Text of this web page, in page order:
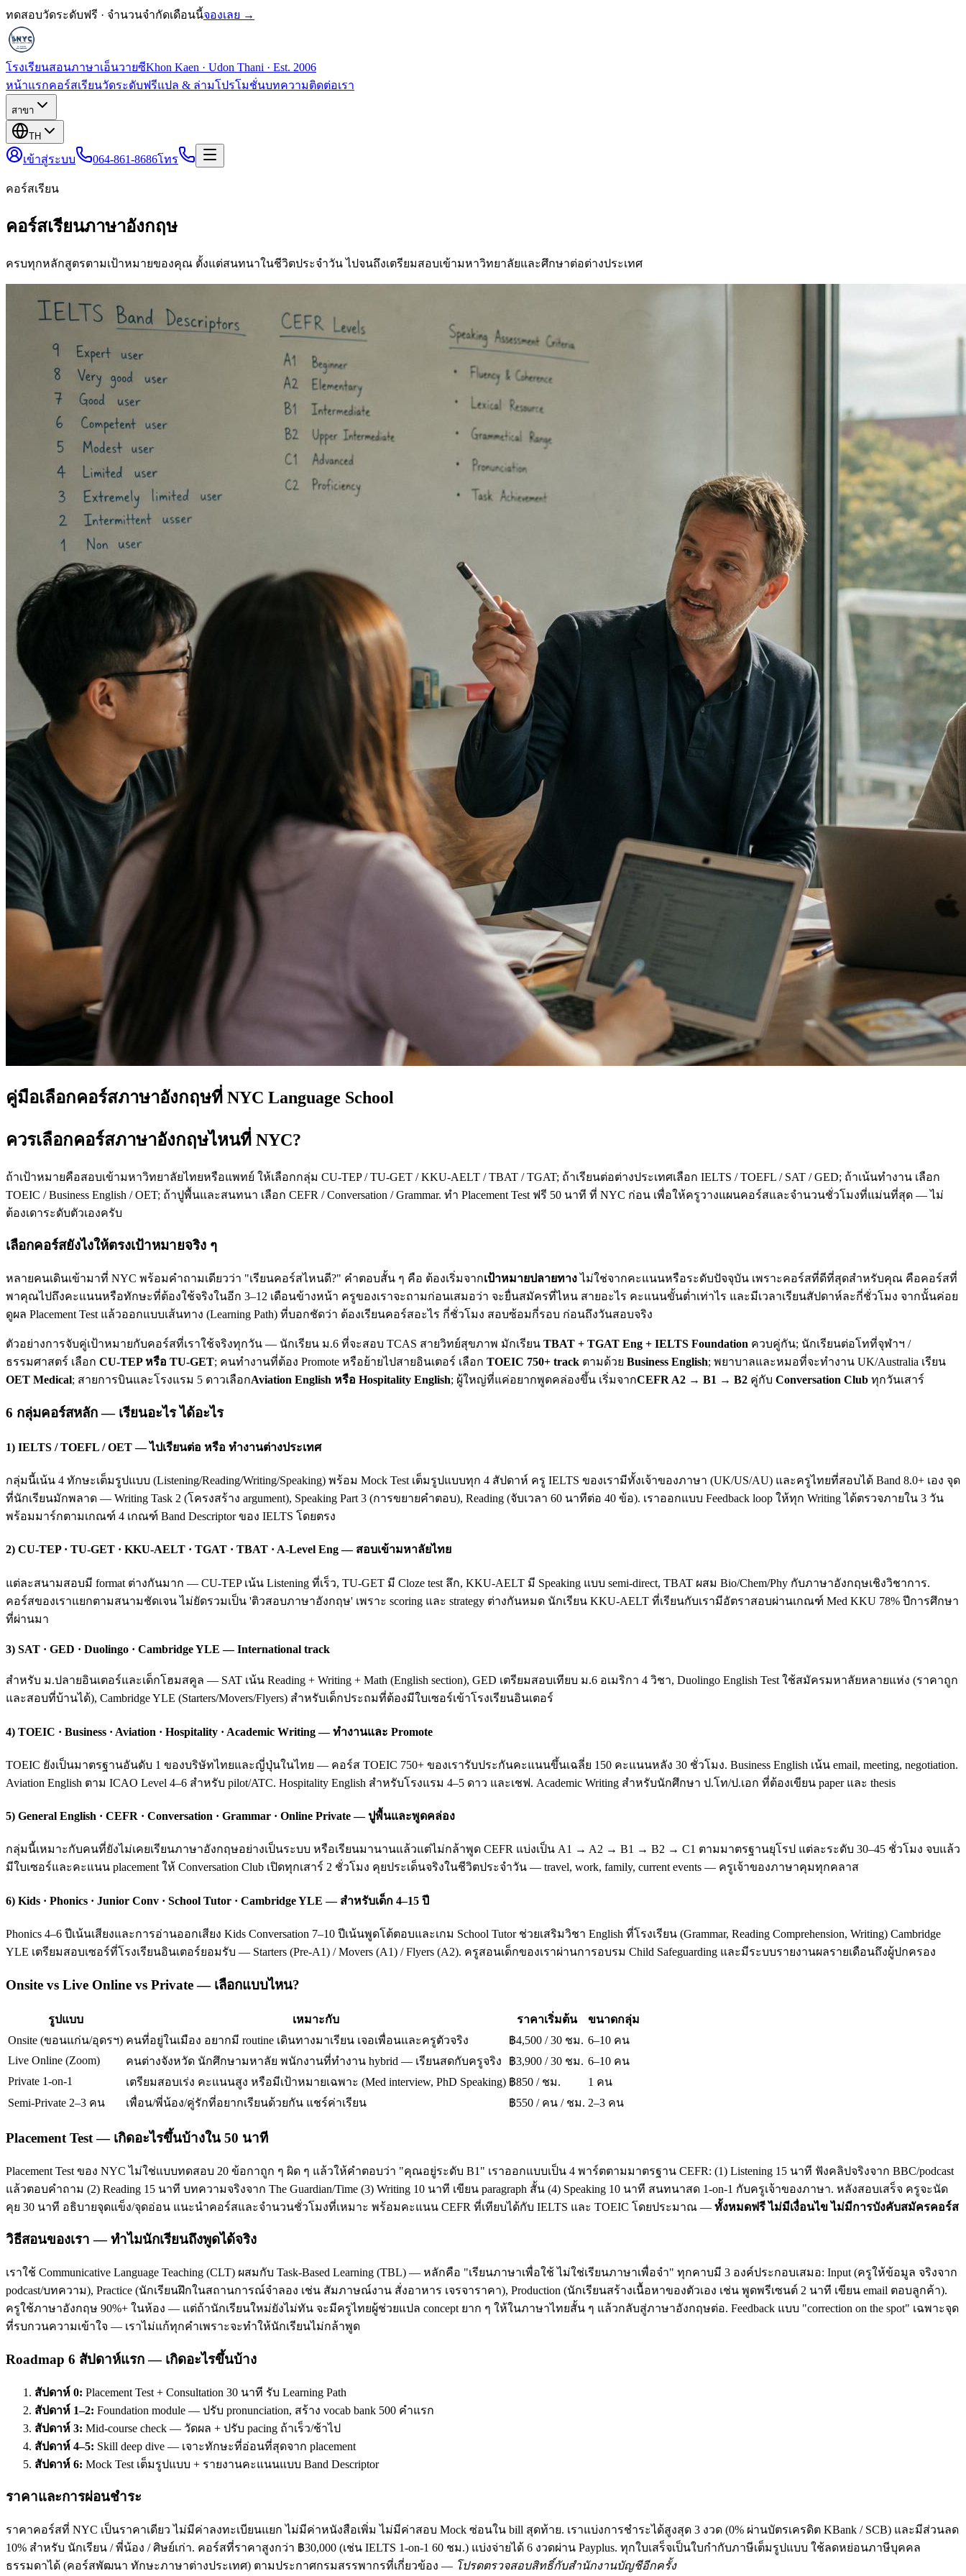
ทดสอบวัดระดับฟรี · จำนวนจำกัดเดือนนี้จองเลย →
โรงเรียนสอนภาษาเอ็นวายซีKhon Kaen · Udon Thani · Est. 2006
หน้าแรกคอร์สเรียนวัดระดับฟรีแปล & ล่ามโปรโมชั่นบทความติดต่อเรา
สาขา
TH
เข้าสู่ระบบ 064-861-8686โทร
คอร์สเรียน
คอร์สเรียนภาษาอังกฤษ
ครบทุกหลักสูตรตามเป้าหมายของคุณ ตั้งแต่สนทนาในชีวิตประจำวัน ไปจนถึงเตรียมสอบเข้ามหาวิทยาลัยและศึกษาต่อต่างประเทศ
คู่มือเลือกคอร์สภาษาอังกฤษที่ NYC Language School
ควรเลือกคอร์สภาษาอังกฤษไหนที่ NYC?
ถ้าเป้าหมายคือสอบเข้ามหาวิทยาลัยไทยหรือแพทย์ ให้เลือกกลุ่ม CU-TEP / TU-GET / KKU-AELT / TBAT / TGAT; ถ้าเรียนต่อต่างประเทศเลือก IELTS / TOEFL / SAT / GED; ถ้าเน้นทำงาน เลือก
TOEIC / Business English / OET; ถ้าปูพื้นและสนทนา เลือก CEFR / Conversation / Grammar. ทำ Placement Test ฟรี 50 นาที ที่ NYC ก่อน เพื่อให้ครูวางแผนคอร์สและจำนวนชั่วโมงที่แม่นที่สุด — ไม่
ต้องเดาระดับตัวเองครับ
เลือกคอร์สยังไงให้ตรงเป้าหมายจริง ๆ
หลายคนเดินเข้ามาที่ NYC พร้อมคำถามเดียวว่า "เรียนคอร์สไหนดี?" คำตอบสั้น ๆ คือ ต้องเริ่มจากเป้าหมายปลายทางไม่ใช่จากคะแนนหรือระดับปัจจุบัน เพราะคอร์สที่ดีที่สุดสำหรับคุณ คือคอร์สที่
พาคุณไปถึงคะแนนหรือทักษะที่ต้องใช้จริงในอีก 3–12 เดือนข้างหน้า ครูของเราจะถามก่อนเสมอว่า จะยื่นสมัครที่ไหน สายอะไร คะแนนขั้นต่ำเท่าไร และมีเวลาเรียนสัปดาห์ละกี่ชั่วโมง จากนั้นค่อย
ดูผล Placement Test แล้วออกแบบเส้นทาง (Learning Path) ที่บอกชัดว่า ต้องเรียนคอร์สอะไร กี่ชั่วโมง สอบซ้อมกี่รอบ ก่อนถึงวันสอบจริง
ตัวอย่างการจับคู่เป้าหมายกับคอร์สที่เราใช้จริงทุกวัน — นักเรียน ม.6 ที่จะสอบ TCAS สายวิทย์สุขภาพ มักเรียน TBAT + TGAT Eng + IELTS Foundation ควบคู่กัน; นักเรียนต่อโทที่จุฬาฯ /
ธรรมศาสตร์ เลือก CU-TEP หรือ TU-GET; คนทำงานที่ต้อง Promote หรือย้ายไปสายอินเตอร์ เลือก TOEIC 750+ track ตามด้วย Business English; พยาบาลและหมอที่จะทำงาน UK/Australia เรียน
OET Medical; สายการบินและโรงแรม 5 ดาวเลือกAviation English หรือ Hospitality English; ผู้ใหญ่ที่แค่อยากพูดคล่องขึ้น เริ่มจากCEFR A2 → B1 → B2 คู่กับ Conversation Club ทุกวันเสาร์
6 กลุ่มคอร์สหลัก — เรียนอะไร ได้อะไร
1) IELTS / TOEFL / OET — ไปเรียนต่อ หรือ ทำงานต่างประเทศ
กลุ่มนี้เน้น 4 ทักษะเต็มรูปแบบ (Listening/Reading/Writing/Speaking) พร้อม Mock Test เต็มรูปแบบทุก 4 สัปดาห์ ครู IELTS ของเรามีทั้งเจ้าของภาษา (UK/US/AU) และครูไทยที่สอบได้ Band 8.0+ เอง จุด
ที่นักเรียนมักพลาด — Writing Task 2 (โครงสร้าง argument), Speaking Part 3 (การขยายคำตอบ), Reading (จับเวลา 60 นาทีต่อ 40 ข้อ). เราออกแบบ Feedback loop ให้ทุก Writing ได้ตรวจภายใน 3 วัน
พร้อมมาร์กตามเกณฑ์ 4 เกณฑ์ Band Descriptor ของ IELTS โดยตรง
2) CU-TEP · TU-GET · KKU-AELT · TGAT · TBAT · A-Level Eng — สอบเข้ามหาลัยไทย
แต่ละสนามสอบมี format ต่างกันมาก — CU-TEP เน้น Listening ที่เร็ว, TU-GET มี Cloze test ลึก, KKU-AELT มี Speaking แบบ semi-direct, TBAT ผสม Bio/Chem/Phy กับภาษาอังกฤษเชิงวิชาการ.
คอร์สของเราแยกตามสนามชัดเจน ไม่ยัดรวมเป็น 'ติวสอบภาษาอังกฤษ' เพราะ scoring และ strategy ต่างกันหมด นักเรียน KKU-AELT ที่เรียนกับเรามีอัตราสอบผ่านเกณฑ์ Med KKU 78% ปีการศึกษา
ที่ผ่านมา
3) SAT · GED · Duolingo · Cambridge YLE — International track
สำหรับ ม.ปลายอินเตอร์และเด็กโฮมสคูล — SAT เน้น Reading + Writing + Math (English section), GED เตรียมสอบเทียบ ม.6 อเมริกา 4 วิชา, Duolingo English Test ใช้สมัครมหาลัยหลายแห่ง (ราคาถูก
และสอบที่บ้านได้), Cambridge YLE (Starters/Movers/Flyers) สำหรับเด็กประถมที่ต้องมีใบเซอร์เข้าโรงเรียนอินเตอร์
4) TOEIC · Business · Aviation · Hospitality · Academic Writing — ทำงานและ Promote
TOEIC ยังเป็นมาตรฐานอันดับ 1 ของบริษัทไทยและญี่ปุ่นในไทย — คอร์ส TOEIC 750+ ของเรารับประกันคะแนนขึ้นเฉลี่ย 150 คะแนนหลัง 30 ชั่วโมง. Business English เน้น email, meeting, negotiation.
Aviation English ตาม ICAO Level 4–6 สำหรับ pilot/ATC. Hospitality English สำหรับโรงแรม 4–5 ดาว และเชฟ. Academic Writing สำหรับนักศึกษา ป.โท/ป.เอก ที่ต้องเขียน paper และ thesis
5) General English · CEFR · Conversation · Grammar · Online Private — ปูพื้นและพูดคล่อง
กลุ่มนี้เหมาะกับคนที่ยังไม่เคยเรียนภาษาอังกฤษอย่างเป็นระบบ หรือเรียนมานานแล้วแต่ไม่กล้าพูด CEFR แบ่งเป็น A1 → A2 → B1 → B2 → C1 ตามมาตรฐานยุโรป แต่ละระดับ 30–45 ชั่วโมง จบแล้ว
มีใบเซอร์และคะแนน placement ให้ Conversation Club เปิดทุกเสาร์ 2 ชั่วโมง คุยประเด็นจริงในชีวิตประจำวัน — travel, work, family, current events — ครูเจ้าของภาษาคุมทุกคลาส
6) Kids · Phonics · Junior Conv · School Tutor · Cambridge YLE — สำหรับเด็ก 4–15 ปี
Phonics 4–6 ปีเน้นเสียงและการอ่านออกเสียง Kids Conversation 7–10 ปีเน้นพูดโต้ตอบและเกม School Tutor ช่วยเสริมวิชา English ที่โรงเรียน (Grammar, Reading Comprehension, Writing) Cambridge
YLE เตรียมสอบเซอร์ที่โรงเรียนอินเตอร์ยอมรับ — Starters (Pre-A1) / Movers (A1) / Flyers (A2). ครูสอนเด็กของเราผ่านการอบรม Child Safeguarding และมีระบบรายงานผลรายเดือนถึงผู้ปกครอง
Onsite vs Live Online vs Private — เลือกแบบไหน?
รูปแบบ เหมาะกับ ราคาเริ่มต้น
ขนาดกลุ่ม
Onsite (ขอนแก่น/อุดรฯ) คนที่อยู่ในเมือง อยากมี routine เดินทางมาเรียน เจอเพื่อนและครูตัวจริง ฿4,500 / 30 ชม. 6–10 คน
Live Online (Zoom)
คนต่างจังหวัด นักศึกษามหาลัย พนักงานที่ทำงาน hybrid — เรียนสดกับครูจริง ฿3,900 / 30 ชม. 6–10 คน
Private 1-on-1
เตรียมสอบเร่ง คะแนนสูง หรือมีเป้าหมายเฉพาะ (Med interview, PhD Speaking) ฿850 / ชม.
1 คน
Semi-Private 2–3 คน
เพื่อน/พี่น้อง/คู่รักที่อยากเรียนด้วยกัน แชร์ค่าเรียน ฿550 / คน / ชม. 2–3 คน
Placement Test — เกิดอะไรขึ้นบ้างใน 50 นาที
Placement Test ของ NYC ไม่ใช่แบบทดสอบ 20 ข้อกาถูก ๆ ผิด ๆ แล้วให้คำตอบว่า "คุณอยู่ระดับ B1" เราออกแบบเป็น 4 พาร์ตตามมาตรฐาน CEFR: (1) Listening 15 นาที ฟังคลิปจริงจาก BBC/podcast
แล้วตอบคำถาม (2) Reading 15 นาที บทความจริงจาก The Guardian/Time (3) Writing 10 นาที เขียน paragraph สั้น (4) Speaking 10 นาที สนทนาสด 1-on-1 กับครูเจ้าของภาษา. หลังสอบเสร็จ ครูจะนัด
คุย 30 นาที อธิบายจุดแข็ง/จุดอ่อน แนะนำคอร์สและจำนวนชั่วโมงที่เหมาะ พร้อมคะแนน CEFR ที่เทียบได้กับ IELTS และ TOEIC โดยประมาณ — ทั้งหมดฟรี ไม่มีเงื่อนไข ไม่มีการบังคับสมัครคอร์ส
วิธีสอนของเรา — ทำไมนักเรียนถึงพูดได้จริง
เราใช้ Communicative Language Teaching (CLT) ผสมกับ Task-Based Learning (TBL) — หลักคือ "เรียนภาษาเพื่อใช้ ไม่ใช่เรียนภาษาเพื่อจำ" ทุกคาบมี 3 องค์ประกอบเสมอ: Input (ครูให้ข้อมูล จริงจาก
podcast/บทความ), Practice (นักเรียนฝึกในสถานการณ์จำลอง เช่น สัมภาษณ์งาน สั่งอาหาร เจรจาราคา), Production (นักเรียนสร้างเนื้อหาของตัวเอง เช่น พูดพรีเซนต์ 2 นาที เขียน email ตอบลูกค้า).
ครูใช้ภาษาอังกฤษ 90%+ ในห้อง — แต่ถ้านักเรียนใหม่ยังไม่ทัน จะมีครูไทยผู้ช่วยแปล concept ยาก ๆ ให้ในภาษาไทยสั้น ๆ แล้วกลับสู่ภาษาอังกฤษต่อ. Feedback แบบ "correction on the spot" เฉพาะจุด
ที่รบกวนความเข้าใจ — เราไม่แก้ทุกคำเพราะจะทำให้นักเรียนไม่กล้าพูด
Roadmap 6 สัปดาห์แรก — เกิดอะไรขึ้นบ้าง
สัปดาห์ 0: Placement Test + Consultation 30 นาที รับ Learning Path
สัปดาห์ 1–2: Foundation module — ปรับ pronunciation, สร้าง vocab bank 500 คำแรก
สัปดาห์ 3: Mid-course check — วัดผล + ปรับ pacing ถ้าเร็ว/ช้าไป
สัปดาห์ 4–5: Skill deep dive — เจาะทักษะที่อ่อนที่สุดจาก placement
สัปดาห์ 6: Mock Test เต็มรูปแบบ + รายงานคะแนนแบบ Band Descriptor
ราคาและการผ่อนชำระ
ราคาคอร์สที่ NYC เป็นราคาเดียว ไม่มีค่าลงทะเบียนแยก ไม่มีค่าหนังสือเพิ่ม ไม่มีค่าสอบ Mock ซ่อนใน bill สุดท้าย. เราแบ่งการชำระได้สูงสุด 3 งวด (0% ผ่านบัตรเครดิต KBank / SCB) และมีส่วนลด
10% สำหรับ นักเรียน / พี่น้อง / ศิษย์เก่า. คอร์สที่ราคาสูงกว่า ฿30,000 (เช่น IELTS 1-on-1 60 ชม.) แบ่งจ่ายได้ 6 งวดผ่าน Payplus. ทุกใบเสร็จเป็นใบกำกับภาษีเต็มรูปแบบ ใช้ลดหย่อนภาษีบุคคล
ธรรมดาได้ (คอร์สพัฒนา ทักษะภาษาต่างประเทศ) ตามประกาศกรมสรรพากรที่เกี่ยวข้อง — โปรดตรวจสอบสิทธิ์กับสำนักงานบัญชีอีกครั้ง